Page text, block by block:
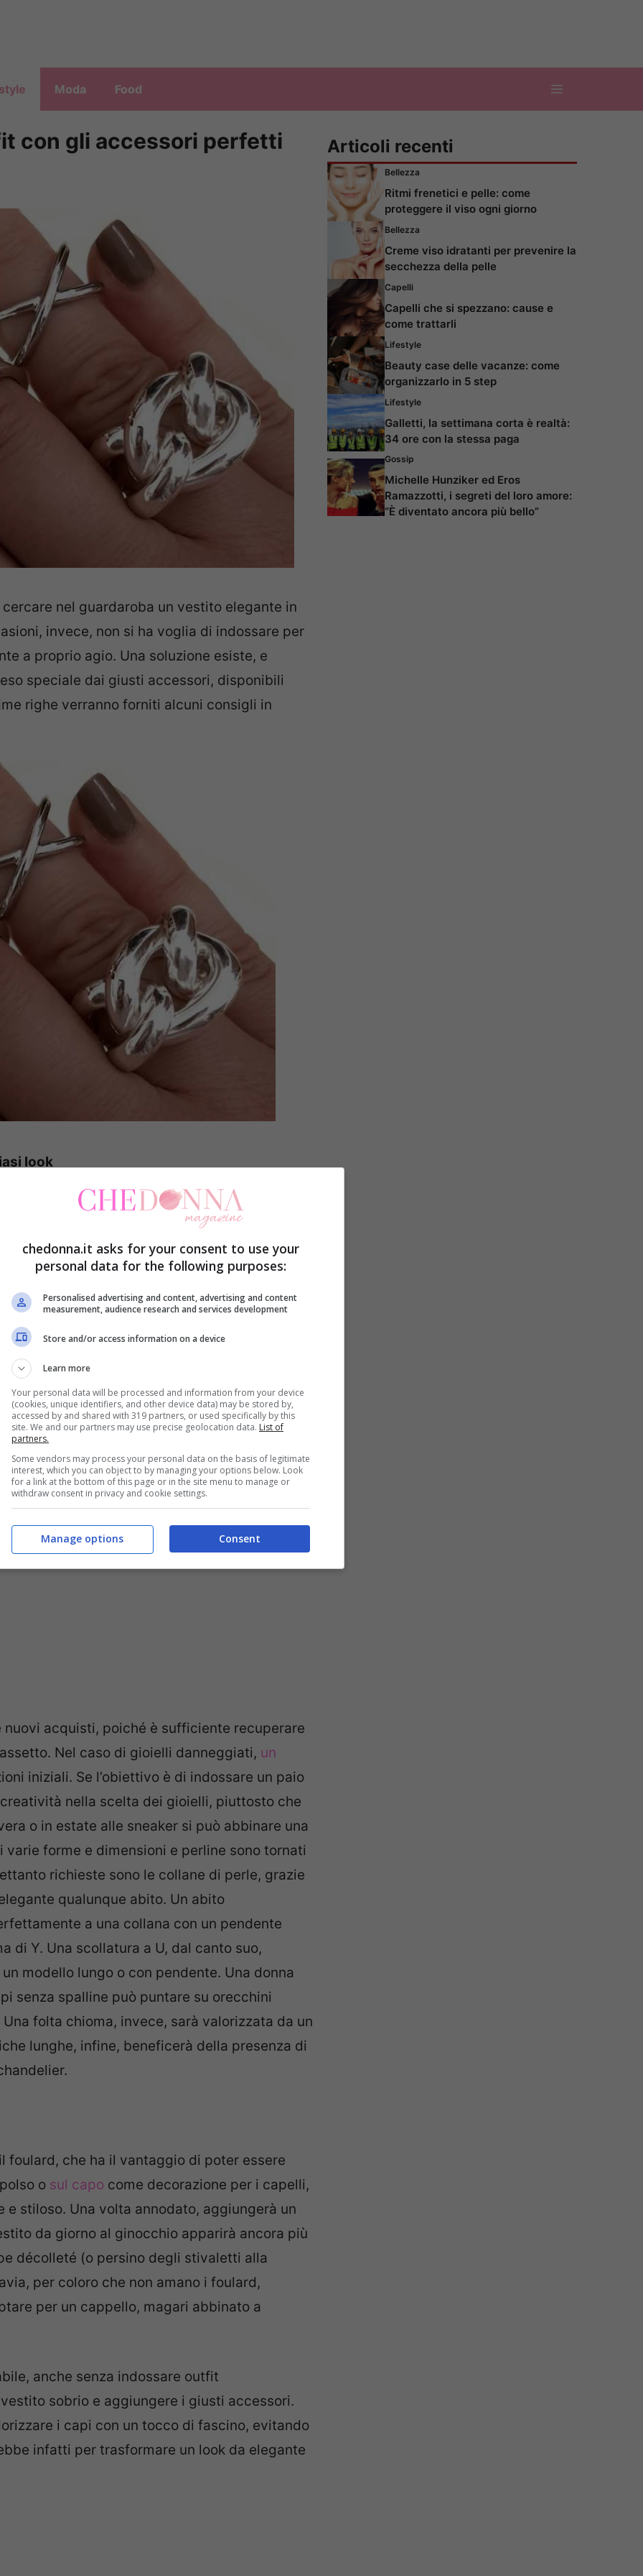
Moda Food
con gli accessori perfetti
nel guardaroba un vestito elegante in
invece, non si ha voglia di indossare per
a proprio agio. Una soluzione esiste, e
speciale dai giusti accessori, disponibili
righe verranno forniti alcuni consigli in
look
rientrano le magliette bianche o nere,
sia a tre quarti, gonne o pantaloni in
una borsa e un paio di scarpe, non
in più al look. Un buon abbinamento è
colore e scarpe di un rosso vivace. Di
una borsa più discreta è l’ideale.
a svolgere un ruolo da protagonista.
si desidera ottenere un outfit
è estremamente facile trovare una vasta
tutte le tasche, tra cui:
nuovi acquisti, poiché è sufficiente recuperare
Nel caso di gioielli danneggiati, un
iniziali. Se l’obiettivo è di indossare un paio
nella scelta dei gioielli, piuttosto che
o in estate alle sneaker si può abbinare una
forme e dimensioni e perline sono tornati
richieste sono le collane di perle, grazie
qualunque abito. Un abito
a una collana con un pendente
di Y. Una scollatura a U, dal canto suo,
modello lungo o con pendente. Una donna
senza spalline può puntare su orecchini
folta chioma, invece, sarà valorizzata da un
lunghe, infine, beneficerà della presenza di
foulard, che ha il vantaggio di poter essere
o sul capo come decorazione per i capelli,
stiloso. Una volta annodato, aggiungerà un
da giorno al ginocchio apparirà ancora più
décolleté (o persino degli stivaletti alla
per coloro che non amano i foulard,
per un cappello, magari abbinato a
anche senza indossare outfit
sobrio e aggiungere i giusti accessori.
i capi con un tocco di fascino, evitando
infatti per trasformare un look da elegante
Articoli recenti
Bellezza
Ritmi frenetici e pelle: come
proteggere il viso ogni giorno
Bellezza
Creme viso idratanti per prevenire la
secchezza della pelle
Capelli
Capelli che si spezzano: cause e
come trattarli
Lifestyle
Beauty case delle vacanze: come
organizzarlo in 5 step
Lifestyle
Galletti, la settimana corta è realtà:
34 ore con la stessa paga
Gossip
Michelle Hunziker ed Eros
Ramazzotti, i segreti del loro amore:
“È diventato ancora più bello”
chedonna.it asks for your consent to use your
personal data for the following purposes:
Personalised advertising and content, advertising and content
measurement, audience research and services development
Store and/or access information on a device
Learn more
Your personal data will be processed and information from your device
(cookies, unique identifiers, and other device data) may be stored by,
accessed by and shared with 319 partners, or used specifically by this
site. We and our partners may use precise geolocation data. List of
partners.
Some vendors may process your personal data on the basis of legitimate
interest, which you can object to by managing your options below. Look
for a link at the bottom of this page or in the site menu to manage or
withdraw consent in privacy and cookie settings.
Consent
Manage options